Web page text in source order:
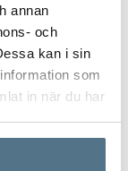
annan
och
kan i sin
som
in när du har